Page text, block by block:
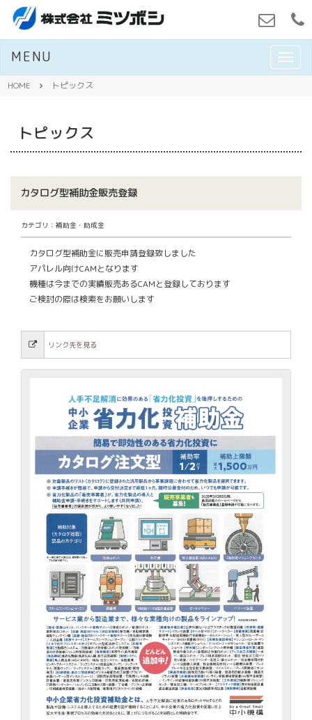
M
E
MENU
HOME トピックス
トピックス
カタログ型補助金販売登録
カテゴリ：補助金・助成金
カタログ型補助金に販売申請登録致しました
アパレル向けCAMとなります
機種は今までの実績販売あるCAMと登録しております
ご検討の際は検索をお願いします
リンク先を見る